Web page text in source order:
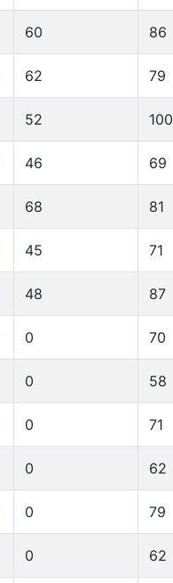
60 86
62 79
52 100
46 69
68 81
45 71
48 87
0 70
0 58
0 71
0 62
0 79
0 62